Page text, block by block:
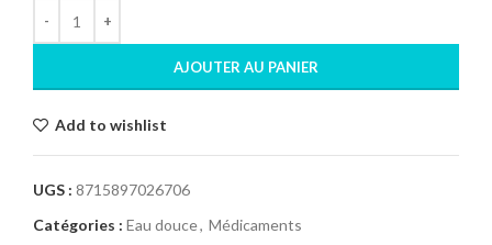
AJOUTER AU PANIER
Add to wishlist
UGS : 8715897026706
Catégories : Eau douce, Médicaments